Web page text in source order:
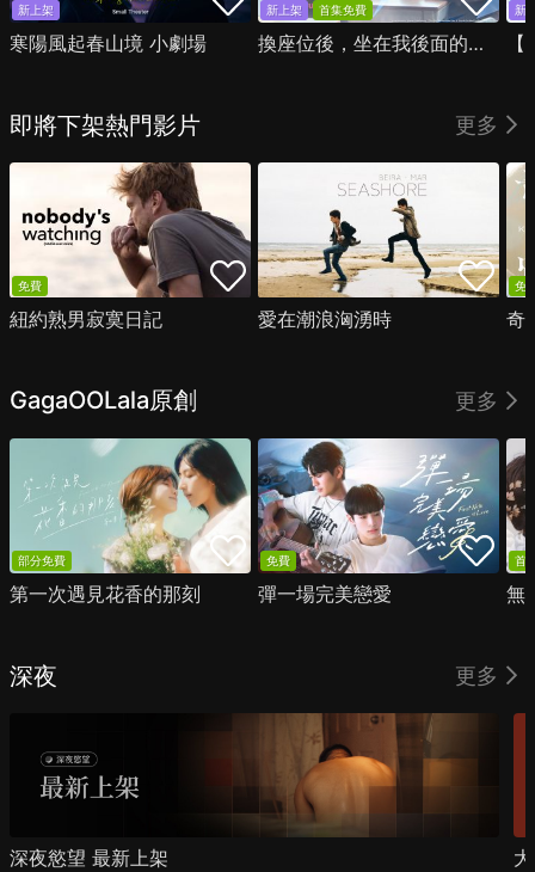
新上架
寒陽風起春山境 小劇場
新上架 首集免費
換座位後，坐在我後面的男生好像喜歡我
新
即將下架熱門影片 更多
免費
紐約熟男寂寞日記 愛在潮浪洶湧時
免
奇
GagaOOLala原創 更多
部分免費
第一次遇見花香的那刻
免費
彈一場完美戀愛
首
無
深夜 更多
深夜慾望 最新上架